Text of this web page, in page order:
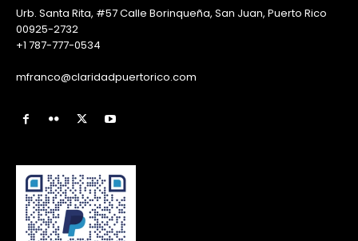
Urb. Santa Rita, #57 Calle Borinqueña, San Juan, Puerto Rico
00925-2732
+1 787-777-0534
mfranco@claridadpuertorico.com